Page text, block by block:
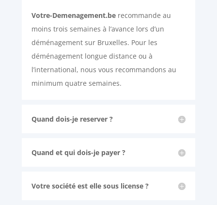
Votre-Demenagement.berecommande au
moins trois semaines à l’avance lors d’un
déménagement sur Bruxelles. Pour les
déménagement longue distance ou à
l’international, nous vous recommandons au
minimum quatre semaines.
Quand dois-je reserver ?
Quand et qui dois-je payer ?
Votre société est elle sous license ?